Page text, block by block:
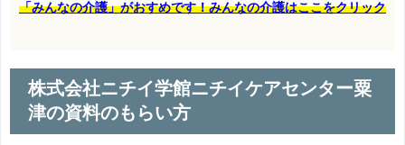
「みんなの介護」がおすめです！みんなの介護はここをクリック
株式会社ニチイ学館ニチイケアセンター粟
津の資料のもらい方